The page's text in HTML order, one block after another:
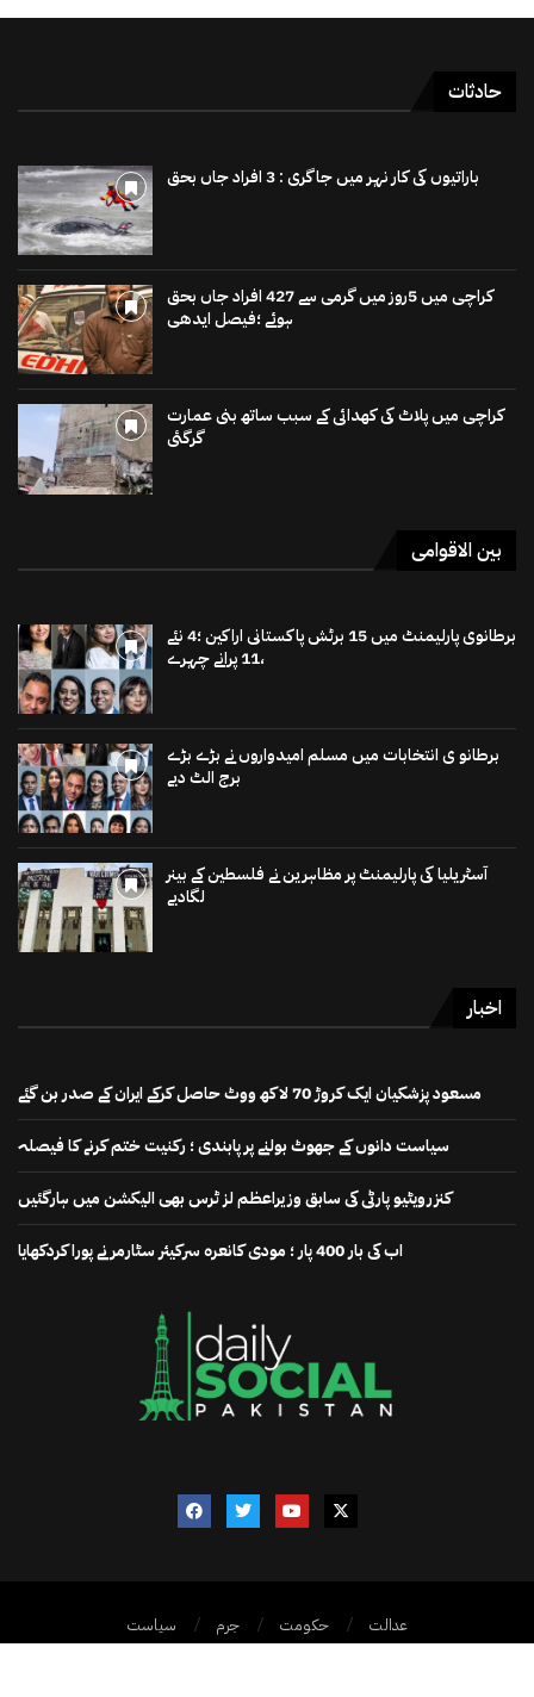
حادثات
باراتیوں کی کار نہر میں جاگری : 3 افراد جاں بحق
کراچی میں 5روز میں گرمی سے 427 افراد جاں بحق
ہوئے ؛فیصل ایدھی
کراچی میں پلاٹ کی کھدائی کے سبب ساتھ بنی عمارت
گرگئی
بین الاقوامی
برطانوی پارلیمنٹ میں 15 برٹش پاکستانی اراکین ؛4 نئے
،11 پرانے چہرے
برطانو ی انتخابات میں مسلم امیدواروں نے بڑے بڑے
برج الٹ دیے
آسٹریلیا کی پارلیمنٹ پر مظاہرین نے فلسطین کے بینر
لگادیے
اخبار
مسعود پزشکیان ایک کروڑ 70 لاکھ ووٹ حاصل کرکے ایران کے صدر بن گئے
سیاست دانوں کے جھوٹ بولنے پر پابندی ؛ رکنیت ختم کرنے کا فیصلہ
کنزرویٹیو پارٹی کی سابق وزیراعظم لز ٹرس بھی الیکشن میں ہارگئیں
اب کی بار 400 پار ؛ مودی کانعرہ سرکیئر سٹارمر نے پورا کردکھایا
سیاست جرم حکومت عدالت